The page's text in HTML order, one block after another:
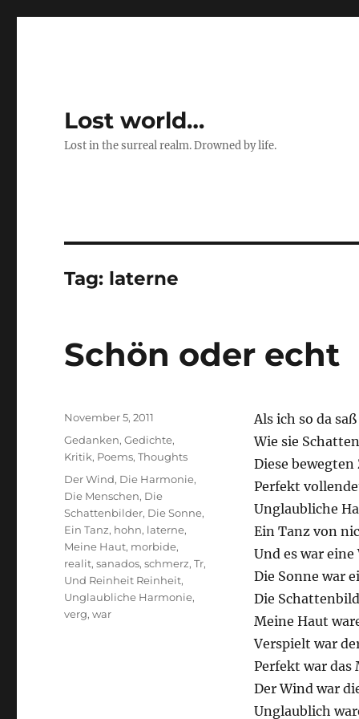
Lost world…
Lost in the surreal realm. Drowned by life.
Tag: laterne
Schön oder echt
Als ich so da
Wie sie
Diese
Perfekt
Unglaubliche
Ein Tanz von
Und es war
Die Sonne war
Die
Meine Haut
Verspielt war
Perfekt war das
Der Wind war
Unglaublich
Posted
November 5, 2011
Categories
Gedanken,Gedichte,
Kritik, Poems,Thoughts
Tags
Der Wind, Die Harmonie,
Die Menschen, Die
Schattenbilder, Die Sonne,
Ein Tanz, hohn, laterne,
Meine Haut, morbide,
realit,sanados,schmerz,Tr,
Und Reinheit Reinheit,
Unglaubliche Harmonie,
verg,war